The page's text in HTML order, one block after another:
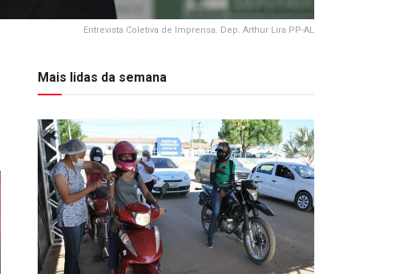
Entrevista Coletiva de Imprensa. Dep. Arthur Lira PP-AL
Mais lidas da semana